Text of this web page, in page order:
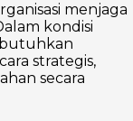
menjaga
kondisi
strategis,
secara